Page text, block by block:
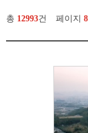
총 12993건 페이지